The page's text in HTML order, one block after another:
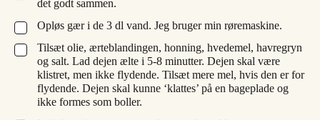
det godt sammen.
▢
Opløs gær i de 3 dl vand. Jeg bruger min røremaskine.
▢
Tilsæt olie, ærteblandingen, honning, hvedemel, havregryn
og salt. Lad dejen ælte i 5-8 minutter. Dejen skal være
klistret, men ikke flydende. Tilsæt mere mel, hvis den er for
flydende. Dejen skal kunne ‘klattes’ på en bageplade og
ikke formes som boller.